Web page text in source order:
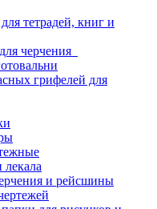
тетрадей, книг и
черчения
грифелей для
и рейсшины